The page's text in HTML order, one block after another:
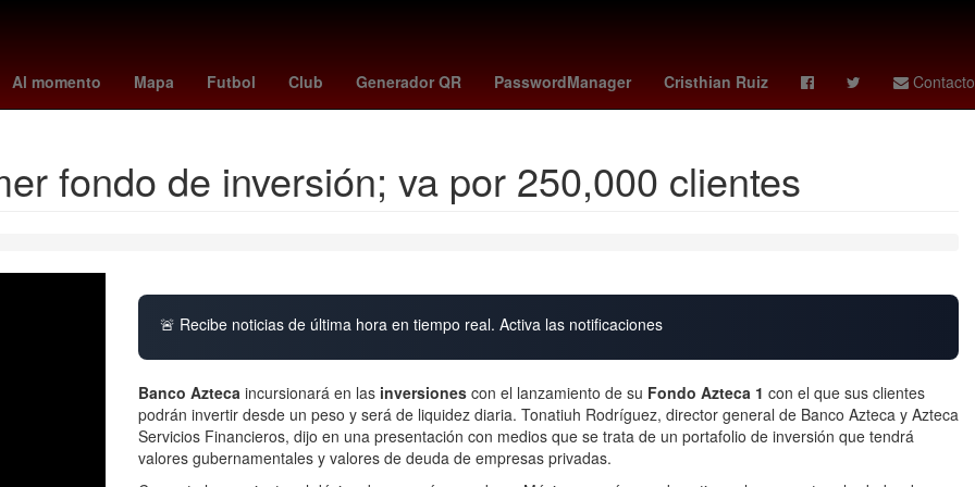
Al momento Mapa Futbol Club Generador QR PasswordManager Cristhian Ruiz Contacto
League paranaense - santos de minaur unam cuerpo Puebla de Zaragoza trainspotting pokemon 30 aniversario
fondo de inversión; va por 250,000 clientes
🚨 Recibe noticias de última hora en tiempo real. Activa las notificaciones
Banco Azteca incursionará en las inversiones con el lanzamiento de su Fondo Azteca 1 con el que sus clientes
podrán invertir desde un peso y será de liquidez diaria. Tonatiuh Rodríguez, director general de Banco Azteca y Azteca
Servicios Financieros, dijo en una presentación con medios que se trata de un portafolio de inversión que tendrá
valores gubernamentales y valores de deuda de empresas privadas.